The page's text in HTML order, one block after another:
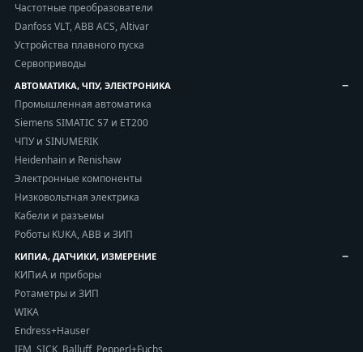
Частотные преобразователи
Danfoss VLT, ABB ACS, Altivar
Устройства плавного пуска
Сервоприводы
АВТОМАТИКА, ЧПУ, ЭЛЕКТРОНИКА
Промышленная автоматика
Siemens SIMATIC S7 и ET200
ЧПУ и SINUMERIK
Heidenhain и Renishaw
Электронные компоненты
Низковольтная электрика
Кабели и разъемы
Роботы KUKA, ABB и ЗИП
КИПИА, ДАТЧИКИ, ИЗМЕРЕНИЕ
КИПиА и приборы
Ротаметры и ЗИП
WIKA
Endress+Hauser
IFM, SICK, Balluff, Pepperl+Fuchs